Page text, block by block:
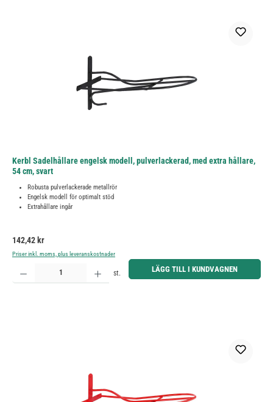
Kerbl Sadelhållare engelsk modell, pulverlackerad, med extra hållare,
54 cm, svart
Robusta pulverlackerade metallrör
Engelsk modell för optimalt stöd
Extrahållare ingår
Ordinarie pris:
142,42 kr
Priser inkl. moms, plus leveranskostnader
Produktkvantitet: Ange önskat belopp eller använd knapparna för att öka eller minska kvantiteten.
st. LÄGG TILL I KUNDVAGNEN